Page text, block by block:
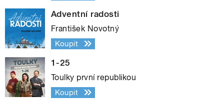
Adventní radosti
František Novotný
Koupit
1-25
Toulky první republikou
Koupit